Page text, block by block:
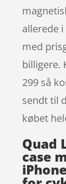
allerede
med
billigere.
299 så
sendt til
købet
Quad
case